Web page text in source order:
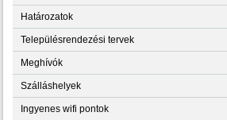
Határozatok
Településrendezési tervek
Meghívók
Szálláshelyek
Ingyenes wifi pontok